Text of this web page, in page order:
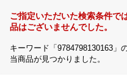
ご指定いただいた検索条件
品はございませんでした。
キーワード「9784798130163」
当商品が見つかりました。